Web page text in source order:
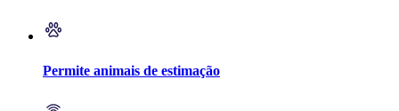
Permite animais de estimação